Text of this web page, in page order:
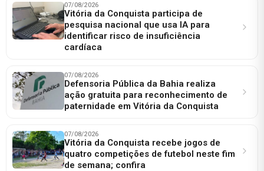
07/08/2026
Vitória da Conquista participa de
pesquisa nacional que usa IA para
identificar risco de insuficiência
cardíaca
07/08/2026
Defensoria Pública da Bahia realiza
ação gratuita para reconhecimento de
paternidade em Vitória da Conquista
07/08/2026
Vitória da Conquista recebe jogos de
quatro competições de futebol neste fim
de semana; confira